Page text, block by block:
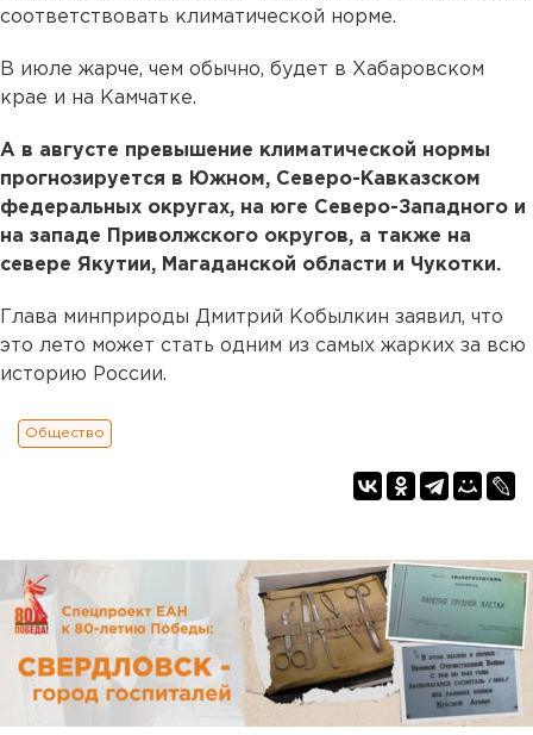
соответствовать климатической норме.
В июле жарче, чем обычно, будет в Хабаровском
крае и на Камчатке.
А в августе превышение климатической нормы
прогнозируется в Южном, Северо-Кавказском
федеральных округах, на юге Северо-Западного и
на западе Приволжского округов, а также на
севере Якутии, Магаданской области и Чукотки.
Глава минприроды Дмитрий Кобылкин заявил, что
это лето может стать одним из самых жарких за всю
историю России.
Общество